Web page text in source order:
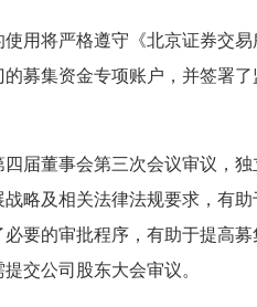
用将严格遵守《北京证券交
募集资金专项账户，并签署
届董事会第三次会议审议，
略及相关法律法规要求，有
要的审批程序，有助于提高
交公司股东大会审议。